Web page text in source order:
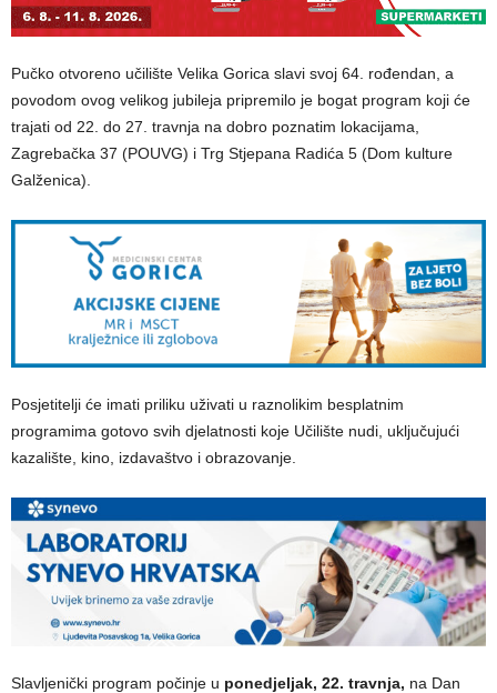
Pučko otvoreno učilište Velika Gorica slavi svoj 64. rođendan, a
povodom ovog velikog jubileja pripremilo je bogat program koji će
trajati od 22. do 27. travnja na dobro poznatim lokacijama,
Zagrebačka 37 (POUVG) i Trg Stjepana Radića 5 (Dom kulture
Galženica).
Posjetitelji će imati priliku uživati u raznolikim besplatnim
programima gotovo svih djelatnosti koje Učilište nudi, uključujući
kazalište, kino, izdavaštvo i obrazovanje.
Slavljenički program počinje u ponedjeljak, 22. travnja, na Dan